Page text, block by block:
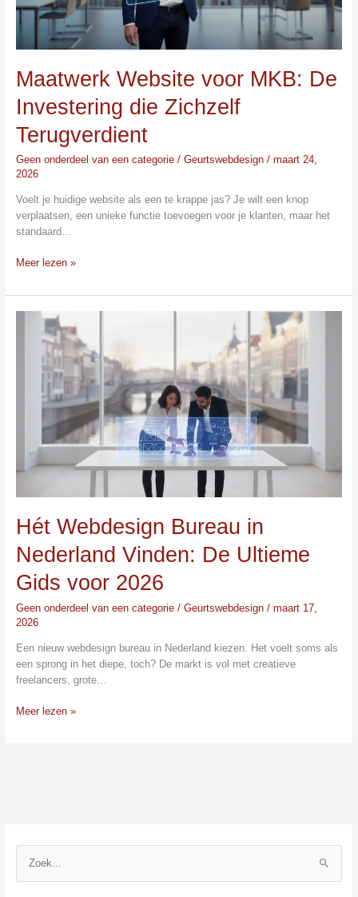
Maatwerk Website voor MKB: De
Investering die Zichzelf
Terugverdient
Geen onderdeel van een categorie/ Geurtswebdesign / maart 24,
2026
Voelt je huidige website als een te krappe jas? Je wilt een knop
verplaatsen, een unieke functie toevoegen voor je klanten, maar het
standaard…
Meer lezen »
Hét Webdesign Bureau in
Nederland Vinden: De Ultieme
Gids voor 2026
Geen onderdeel van een categorie/ Geurtswebdesign / maart 17,
2026
Een nieuw webdesign bureau in Nederland kiezen. Het voelt soms als
een sprong in het diepe, toch? De markt is vol met creatieve
freelancers, grote…
Webdesign
Nederland
Vinden:
Ultieme
Meer lezen »